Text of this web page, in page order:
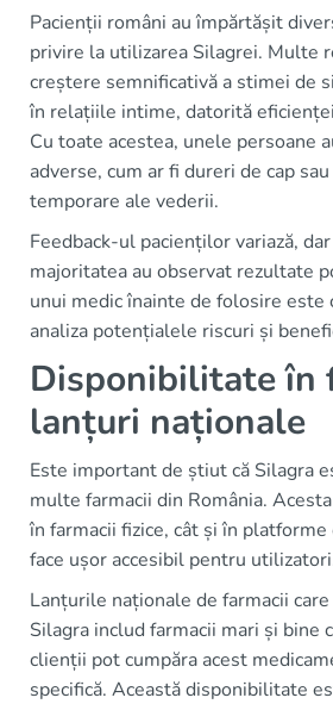
Pacienții români au împărtășit
privire la utilizarea Silagrei. Multe
creștere semnificativă a stimei de
în relațiile intime, datorită
Cu toate acestea, unele persoane
adverse, cum ar fi dureri de cap
temporare ale vederii.
Feedback-ul pacienților variază,
majoritatea au observat rezultate
unui medic înainte de folosire este
analiza potențialele riscuri și
Disponibilitate în
lanțuri naționale
Este important de știut că Silagra
multe farmacii din România.
în farmacii fizice, cât și în
face ușor accesibil pentru
Lanțurile naționale de farmacii
Silagra includ farmacii mari și bine
clienții pot cumpăra acest
specifică. Această disponibilitate